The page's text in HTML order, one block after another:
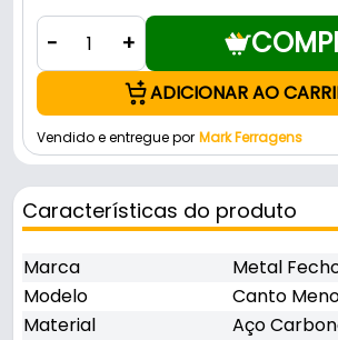
- +
ADICIONAR AO
Vendido e entregue por Mark Ferragens
Características do produto
Marca
Metal
Modelo
Canto
Material
Aço